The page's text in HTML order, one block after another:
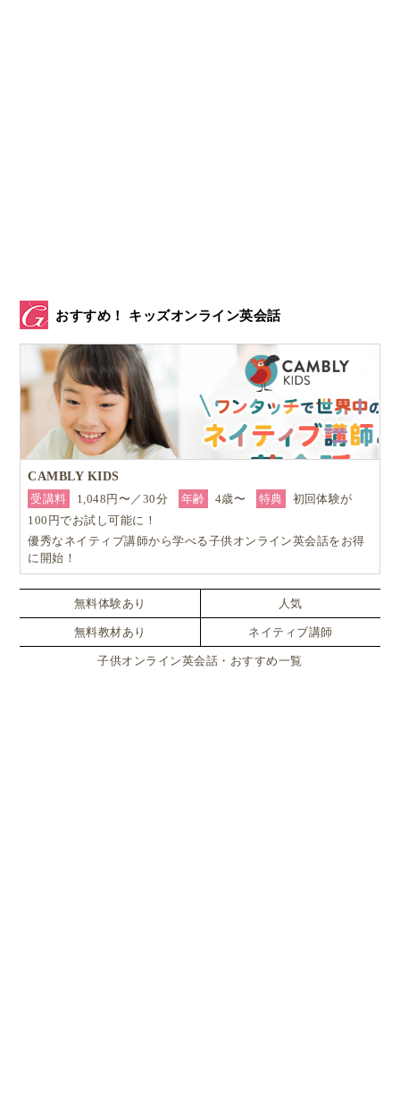
おすすめ！ キッズオンライン英会話
CAMBLY KIDS
受講料
1,048円〜／30分 年齢 4歳〜 特典
初回体験が
100円でお試し可能に！
優秀なネイティブ講師から学べる子供オンライン英会話をお得
に開始！
無料体験あり 人気
無料教材あり ネイティブ講師
子供オンライン英会話・おすすめ一覧